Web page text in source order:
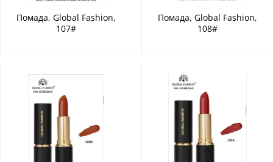
Помада, Global Fashion,
107#
Помада, Global Fashion,
108#